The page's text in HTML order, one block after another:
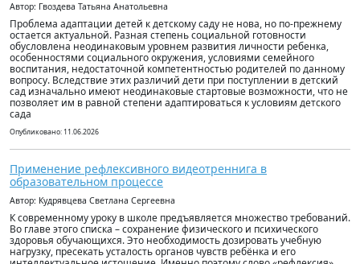
Автор: Гвоздева Татьяна Анатольевна
Проблема адаптации детей к детскому саду не нова, но по-прежнему
остается актуальной. Разная степень социальной готовности
обусловлена неодинаковым уровнем развития личности ребенка,
особенностями социального окружения, условиями семейного
воспитания, недостаточной компетентностью родителей по данному
вопросу. Вследствие этих различий дети при поступлении в детский
сад изначально имеют неодинаковые стартовые возможности, что не
позволяет им в равной степени адаптироваться к условиям детского
сада
Опубликовано: 11.06.2026
Применение рефлексивного видеотреннига в
образовательном процессе
Автор: Кудрявцева Светлана Сергеевна
К современному уроку в школе предъявляется множество требований.
Во главе этого списка – сохранение физического и психического
здоровья обучающихся. Это необходимость дозировать учебную
нагрузку, пресекать усталость органов чувств ребёнка и его